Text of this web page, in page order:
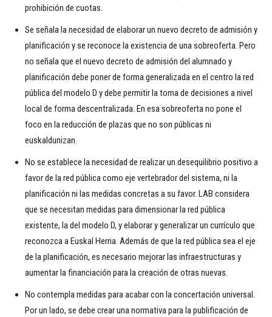
prohibición de cuotas.
Se señala la necesidad de elaborar un nuevo decreto de admisión y
planificación y se reconoce la existencia de una sobreoferta. Pero
no señala que el nuevo decreto de admisión del alumnado y
planificación debe poner de forma generalizada en el centro la red
pública del modelo D y debe permitir la toma de decisiones a nivel
local de forma descentralizada. En esa sobreoferta no pone el
foco en la reducción de plazas que no son públicas ni
euskaldunizan.
No se establece la necesidad de realizar un desequilibrio positivo a
favor de la red pública como eje vertebrador del sistema, ni la
planificación ni las medidas concretas a su favor. LAB considera
que se necesitan medidas para dimensionar la red pública
existente, la del modelo D, y elaborar y generalizar un currículo que
reconozca a Euskal Herria. Además de que la red pública sea el eje
de la planificación, es necesario mejorar las infraestructuras y
aumentar la financiación para la creación de otras nuevas.
No contempla medidas para acabar con la concertación universal.
Por un lado, se debe crear una normativa para la publificación de